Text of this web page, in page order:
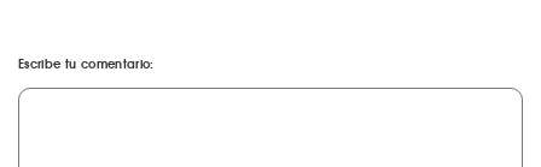
Escribe tu comentario: